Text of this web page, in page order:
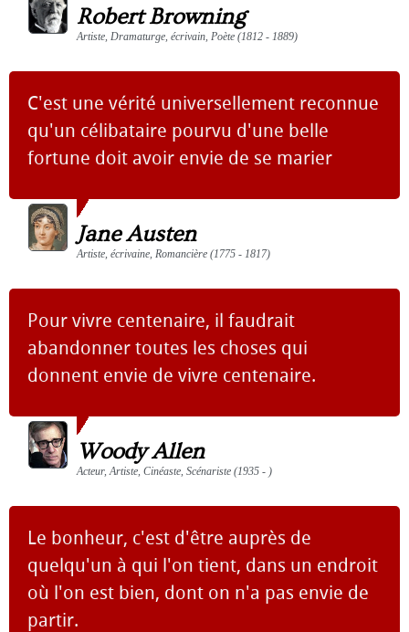
Robert Browning
Artiste, Dramaturge, écrivain, Poète (1812 - 1889)
C'est une vérité universellement reconnue
qu'un célibataire pourvu d'une belle
fortune doit avoir envie de se marier
Jane Austen
Artiste, écrivaine, Romancière (1775 - 1817)
Pour vivre centenaire, il faudrait
abandonner toutes les choses qui
donnent envie de vivre centenaire.
Woody Allen
Acteur, Artiste, Cinéaste, Scénariste (1935 - )
Le bonheur, c'est d'être auprès de
quelqu'un à qui l'on tient, dans un endroit
où l'on est bien, dont on n'a pas envie de
partir.